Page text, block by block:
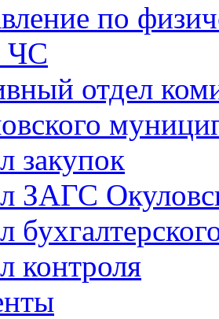
по
ЧС
отдел
закупок
ЗАГС
контроля